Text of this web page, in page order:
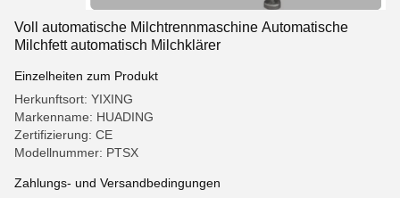
Voll automatische Milchtrennmaschine Automatische
Milchfett automatisch Milchklärer
Einzelheiten zum Produkt
Herkunftsort: YIXING
Markenname: HUADING
Zertifizierung: CE
Modellnummer: PTSX
Zahlungs- und Versandbedingungen